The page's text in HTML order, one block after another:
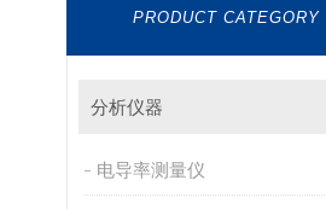
PRODUCT CATEGORY
分析仪器
电导率测量仪